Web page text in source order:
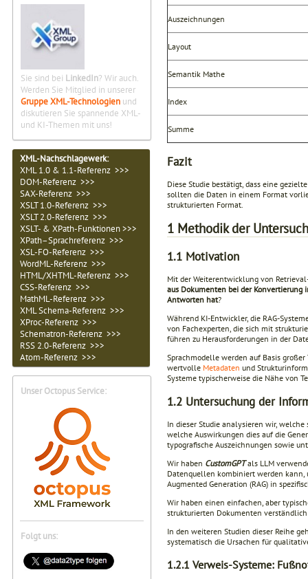
Sie sind bei LinkedIn? Wir auch.
Werden Sie Mitglied in unserer
Gruppe XML-Technologien und
diskutieren Sie spannende XML-
und KI-Themen mit uns!
XML-Nachschlagewerk:
XML 1.0 & 1.1-Referenz >>>
DOM-Referenz >>>
SAX-Referenz >>>
XSLT 1.0-Referenz >>>
XSLT 2.0-Referenz >>>
XSLT- & XPath-Funktionen >>>
XPath–Sprachreferenz >>>
XSL-FO-Referenz >>>
WordML-Referenz >>>
HTML/XHTML-Referenz >>>
CSS-Referenz >>>
MathML-Referenz >>>
XML Schema-Referenz >>>
XProc-Referenz >>>
Schematron-Referenz >>>
RSS 2.0-Referenz >>>
Atom-Referenz >>>
Unser Octopus Service:
Folgt uns:
Auszeichnungen
Layout
Semantik Mathe
Index
Summe
Fazit
Diese Studie bestätigt, dass eine
sollten die Daten in einem Format
strukturierten Format.
1 Methodik der
1.1 Motivation
Mit der Weiterentwicklung von
aus Dokumenten bei der
Antworten hat?
Während KI-Entwickler, die RAG-
von Fachexperten, die sich mit
führen zu Herausforderungen in der
Sprachmodelle werden auf Basis
wertvolle Metadaten und
Systeme typischerweise die Nähe von
1.2 Untersuchung der
In dieser Studie analysieren wir,
welche Auswirkungen dies auf die
typografische Auszeichnungen sowie
Wir haben CustomGPTals LLM
Datenquellen kombiniert werden kann,
Augmented Generation (RAG) in
Wir haben einen einfachen, aber
strukturierten Dokumenten
In den weiteren Studien dieser Reihe
systematisch die Ursachen für
1.2.1 Verweis-Systeme: